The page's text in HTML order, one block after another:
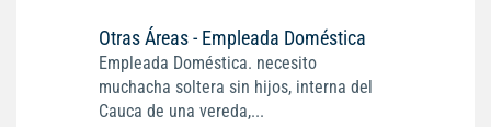
Otras Áreas - Empleada Doméstica
Empleada Doméstica. necesito
muchacha soltera sin hijos, interna del
Cauca de una vereda,...